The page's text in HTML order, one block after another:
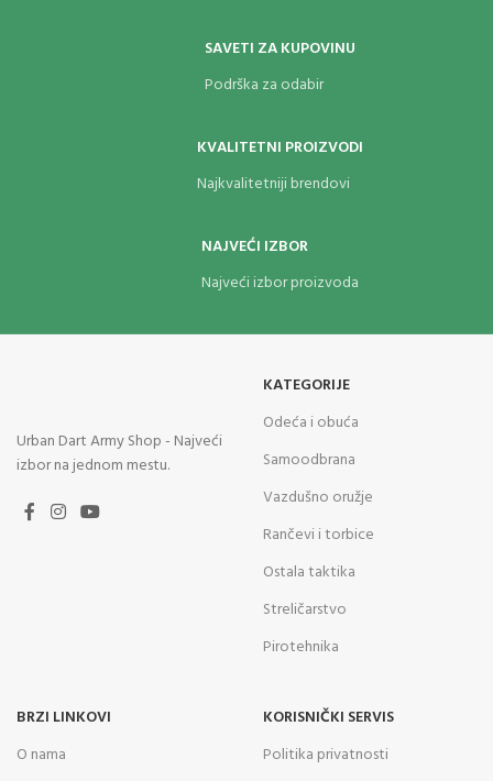
SAVETI ZA KUPOVINU
Podrška za odabir
KVALITETNI PROIZVODI
Najkvalitetniji brendovi
NAJVEĆI IZBOR
Najveći izbor proizvoda
Urban Dart Army Shop - Najveći
izbor na jednom mestu.
KATEGORIJE
Odeća i obuća
Samoodbrana
Vazdušno oružje
Rančevi i torbice
Ostala taktika
Streličarstvo
Pirotehnika
BRZI LINKOVI
O nama
KORISNIČKI SERVIS
Politika privatnosti